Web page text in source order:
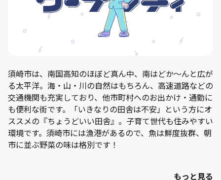
須崎市は、南国高知のほぼど真ん中、南はどか～んと広が
る太平洋。海・山・川の自然はもちろん、高速道路などの
交通機関も充実しており、他市町村へのお出かけ・通勤に
も便利な街です。「いきなりの田舎は不安」という方にオ
ススメの『ちょうどいい田舎』。子育て世代も住みやすい
環境です。須崎市には漁港があるので、魚は鮮度抜群、朝
市に並ぶ野菜の味は格別です！
もっと見る